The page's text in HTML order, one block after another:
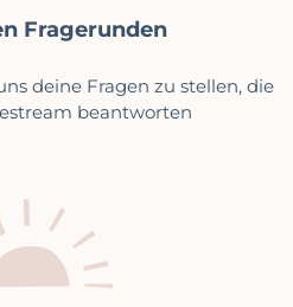
Fragerunden
deine Fragen zu stellen, die
beantworten